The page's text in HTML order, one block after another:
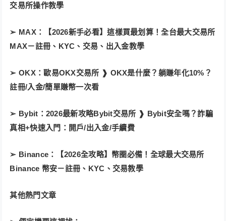
交易所操作教學
➢ MAX：【2026新手必看】這樣買最划算！全台最大交易所
MAX－註冊、KYC、交易、出入金教學
➢ OKX：歐易OKX交易所 ❱ OKX是什麼？躺賺年化10%？
註冊/入金/簡單賺幣一次看
➢ Bybit：2026最新攻略Bybit交易所 ❱ Bybit安全嗎？詐騙
真相+快速入門：開戶/出入金/手續費
➢ Binance：【2026全攻略】幣圈必備！全球最大交易所
Binance 幣安－註冊、KYC、交易教學
其他熱門文章